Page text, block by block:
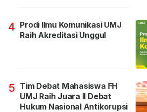
4 Prodi Ilmu Komunikasi UMJ
Raih Akreditasi Unggul
5 Tim Debat Mahasiswa FH
UMJ Raih Juara II Debat
Hukum Nasional Antikorupsi